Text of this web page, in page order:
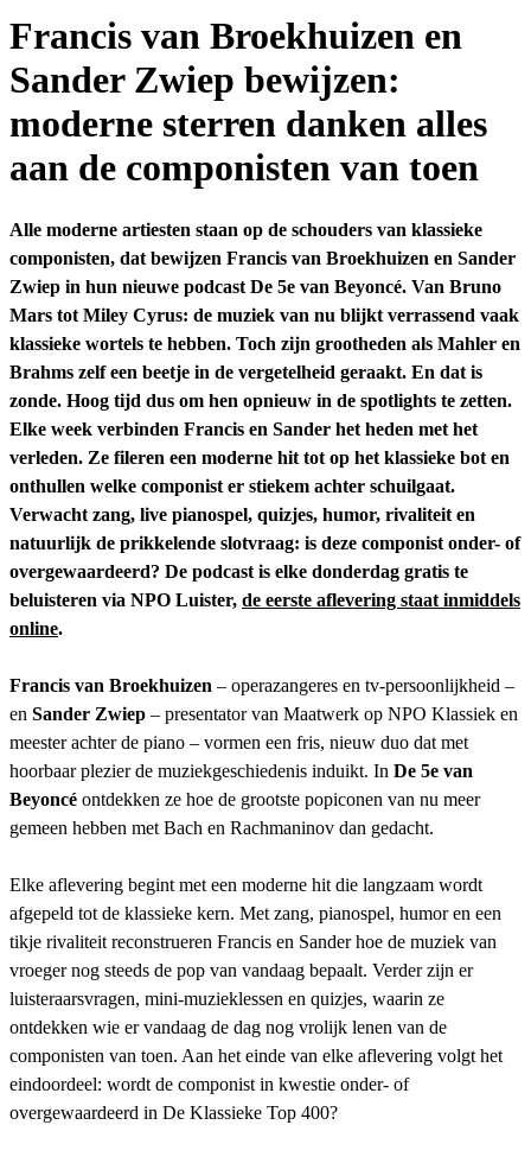
Francis van Broekhuizen en
Sander Zwiep bewijzen:
moderne sterren danken alles
aan de componisten van toen
Alle moderne artiesten staan op de schouders van klassieke
componisten, dat bewijzen Francis van Broekhuizen en Sander
Zwiep in hun nieuwe podcast De 5e van Beyoncé. Van Bruno
Mars tot Miley Cyrus: de muziek van nu blijkt verrassend vaak
klassieke wortels te hebben. Toch zijn grootheden als Mahler en
Brahms zelf een beetje in de vergetelheid geraakt. En dat is
zonde. Hoog tijd dus om hen opnieuw in de spotlights te zetten.
Elke week verbinden Francis en Sander het heden met het
verleden. Ze fileren een moderne hit tot op het klassieke bot en
onthullen welke componist er stiekem achter schuilgaat.
Verwacht zang, live pianospel, quizjes, humor, rivaliteit en
natuurlijk de prikkelende slotvraag: is deze componist onder- of
overgewaardeerd? De podcast is elke donderdag gratis te
beluisteren via NPO Luister, de eerste aflevering staat inmiddels
online.
Francis van Broekhuizen – operazangeres en tv-persoonlijkheid –
en Sander Zwiep – presentator van Maatwerk op NPO Klassiek en
meester achter de piano – vormen een fris, nieuw duo dat met
hoorbaar plezier de muziekgeschiedenis induikt. In De 5e van
Beyoncé ontdekken ze hoe de grootste popiconen van nu meer
gemeen hebben met Bach en Rachmaninov dan gedacht.
Elke aflevering begint met een moderne hit die langzaam wordt
afgepeld tot de klassieke kern. Met zang, pianospel, humor en een
tikje rivaliteit reconstrueren Francis en Sander hoe de muziek van
vroeger nog steeds de pop van vandaag bepaalt. Verder zijn er
luisteraarsvragen, mini-muzieklessen en quizjes, waarin ze
ontdekken wie er vandaag de dag nog vrolijk lenen van de
componisten van toen. Aan het einde van elke aflevering volgt het
eindoordeel: wordt de componist in kwestie onder- of
overgewaardeerd in De Klassieke Top 400?